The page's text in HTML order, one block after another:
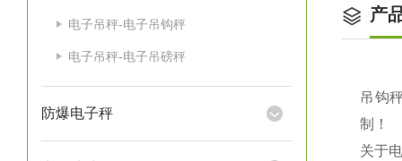
电子吊秤-电子吊钩秤
电子吊秤-电子吊磅秤
防爆电子秤
产
吊钩
制！
关于